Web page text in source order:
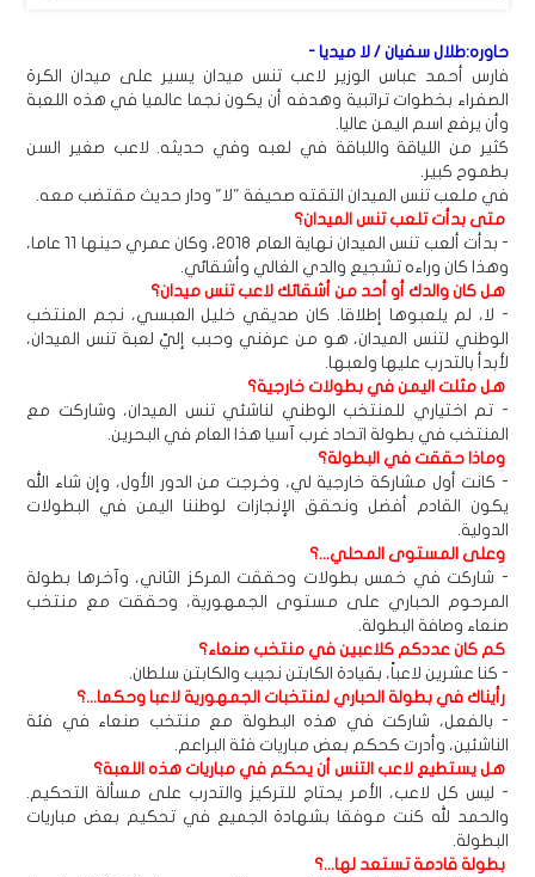
حاوره:طلال سفيان / لا ميديا -
فارس أحمد عباس الوزير لاعب تنس ميدان يسير على ميدان الكرة
الصفراء بخطوات تراتبية وهدفه أن يكون نجما عالميا في هذه اللعبة
وأن يرفع اسم اليمن عاليا.
كثير من اللياقة واللباقة في لعبه وفي حديثه. لاعب صغير السن
بطموح كبير.
في ملعب تنس الميدان التقته صحيفة "لا" ودار حديث مقتضب معه.
متى بدأت تلعب تنس الميدان؟
- بدأت ألعب تنس الميدان نهاية العام 2018، وكان عمري حينها 11 عاما،
وهذا كان وراءه تشجيع والدي الغالي وأشقائي.
هل كان والدك أو أحد من أشقائك لاعب تنس ميدان؟
- لا، لم يلعبوها إطلاقا. كان صديقي خليل العبسي، نجم المنتخب
الوطني لتنس الميدان، هو من عرفني وحبب إليّ لعبة تنس الميدان،
لأبدأ بالتدرب عليها ولعبها.
هل مثلت اليمن في بطولات خارجية؟
- تم اختياري للمنتخب الوطني لناشئي تنس الميدان، وشاركت مع
المنتخب في بطولة اتحاد غرب آسيا هذا العام في البحرين.
وماذا حققت في البطولة؟
- كانت أول مشاركة خارجية لي، وخرجت من الدور الأول، وإن شاء الله
يكون القادم أفضل ونحقق الإنجازات لوطننا اليمن في البطولات
الدولية.
وعلى المستوى المحلي...؟
- شاركت في خمس بطولات وحققت المركز الثاني، وآخرها بطولة
المرحوم الحباري على مستوى الجمهورية، وحققت مع منتخب
صنعاء وصافة البطولة.
كم كان عددكم كلاعبين في منتخب صنعاء؟
- كنا عشرين لاعباً، بقيادة الكابتن نجيب والكابتن سلطان.
رأيناك في بطولة الحباري لمنتخبات الجمهورية لاعبا وحكما...؟
- بالفعل، شاركت في هذه البطولة مع منتخب صنعاء في فئة
الناشئين، وأدرت كحكم بعض مباريات فئة البراعم.
هل يستطيع لاعب التنس أن يحكم في مباريات هذه اللعبة؟
- ليس كل لاعب، الأمر يحتاج للتركيز والتدرب على مسألة التحكيم.
والحمد لله كنت موفقا بشهادة الجميع في تحكيم بعض مباريات
البطولة.
بطولة قادمة تستعد لها...؟